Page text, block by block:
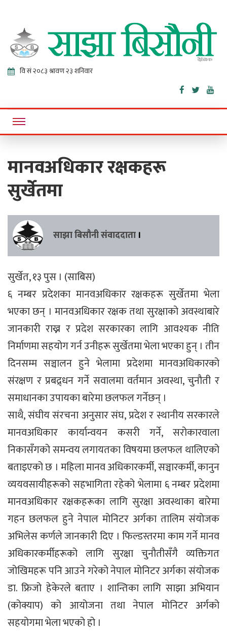
Sajha
Bisaunee
Online News Portal
मानवअधिकार रक्षकहरू
सुर्खेतमा
साझा बिसौनी संवाददाता ।
सुर्खेत, १३ पुस । (साबिस)
६ नम्बर प्रदेशका मानवअधिकार रक्षकहरू सुर्खेतमा भेला
भएका छन् । मानवअधिकार रक्षक तथा सुरक्षाको अवस्थाबारे
जानकारी राख्न र प्रदेश सरकारका लागि आवश्यक नीति
निर्माणमा सहयोग गर्न उनीहरू सुर्खेतमा भेला भएका हुन् । तीन
दिनसम्म सञ्चालन हुने भेलामा प्रदेशमा मानवअधिकारको
संरक्षण र प्रबद्र्धन गर्ने सवालमा वर्तमान अवस्था, चुनौती र
समाधानका उपायका बारेमा छलफल गर्नेछन् ।
साथै, संघीय संरचना अनुसार संघ, प्रदेश र स्थानीय सरकारले
मानवअधिकार कार्यान्वयन कसरी गर्ने, सरोकारवाला
निकासँगको समन्वय लगायतका विषयमा छलफल थालिएको
बताइएको छ । महिला मानव अधिकारकर्मी, सञ्चारकर्मी, कानुन
व्ययवसायीहरूको सहभागिता रहेको भेलामा ६ नम्बर प्रदेशमा
मानवअधिकार रक्षकहरूका लागि सुरक्षा अवस्थाका बारेमा
गहन छलफल हुने नेपाल मोनिटर अर्गका तालिम संयोजक
अभिलेस कर्णले जानकारी दिए । फिल्डस्तरमा काम गर्ने मानव
अधिकारकर्मीहरूको लागि सुरक्षा चुनौतीसँगै व्यक्तिगत
जोखिमहरू पनि आउने गरेको नेपाल मोनिटर अर्गका संयोजक
डा. फ्रिजो हेकेरले बताए । शान्तिका लागि साझा अभियान
(कोक्याप) को आयोजना तथा नेपाल मोनिटर अर्गको
सहयोगमा भेला भएको हो ।